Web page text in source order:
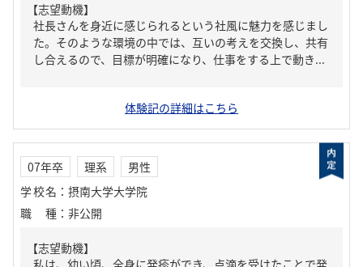
【志望動機】
社長さんを身近に感じられるという社風に魅力を感じまし
た。そのような環境の中では、互いの考えを交換し、共有
し合えるので、目標が明確になり、仕事をする上で動き...
体験記の詳細はこちら
07年卒 理系
男性
学校名 ： 摂南大学大学院
職種 ： 非公開
【志望動機】
私は、幼い頃、全身に発疹ができ、点滴を受けたことで発